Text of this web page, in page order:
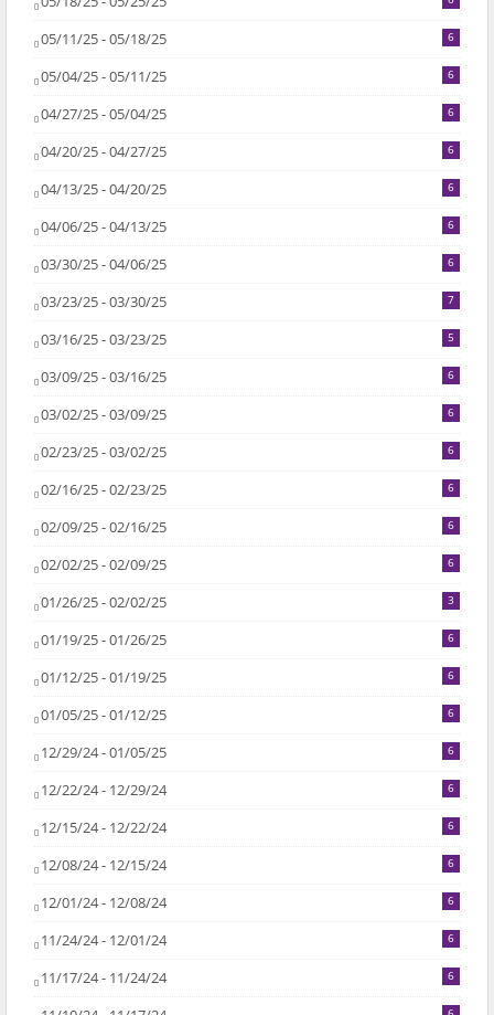
05/11/25 - 05/18/25 6
05/04/25 - 05/11/25 6
04/27/25 - 05/04/25 6
04/20/25 - 04/27/25 6
04/13/25 - 04/20/25 6
04/06/25 - 04/13/25 6
03/30/25 - 04/06/25 6
03/23/25 - 03/30/25 7
03/16/25 - 03/23/25 5
03/09/25 - 03/16/25 6
03/02/25 - 03/09/25 6
02/23/25 - 03/02/25 6
02/16/25 - 02/23/25 6
02/09/25 - 02/16/25 6
02/02/25 - 02/09/25 6
01/26/25 - 02/02/25 3
01/19/25 - 01/26/25 6
01/12/25 - 01/19/25 6
01/05/25 - 01/12/25 6
12/29/24 - 01/05/25 6
12/22/24 - 12/29/24 6
12/15/24 - 12/22/24 6
12/08/24 - 12/15/24 6
12/01/24 - 12/08/24 6
11/24/24 - 12/01/24 6
11/17/24 - 11/24/24 6